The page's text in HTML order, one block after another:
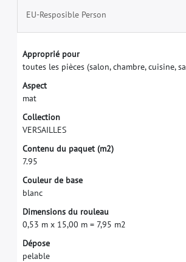
EU-Resposible Person
Approprié pour
toutes les pièces (salon, chambre, cuisine, sa
Aspect
mat
Collection
VERSAILLES
Contenu du paquet (m2)
7.95
Couleur de base
blanc
Dimensions du rouleau
0,53 m x 15,00 m = 7,95 m2
Dépose
pelable